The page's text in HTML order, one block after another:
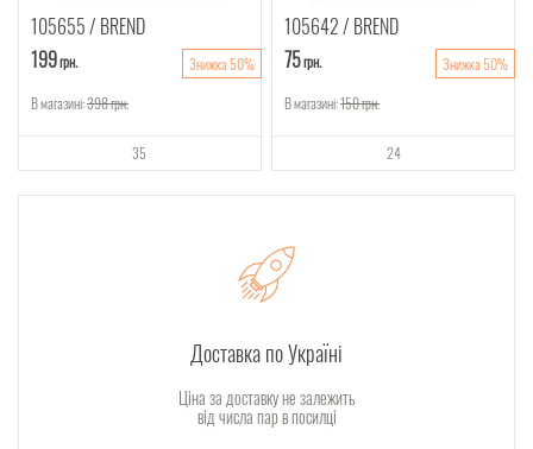
105655 BREND
199грн.
Знижка 50%
В магазині:398грн.
35
105642 BREND
75грн.
Знижка 50%
В магазині:150грн.
24
Доставка по Україні
Ціна за доставку не залежить
від числа пар в посилці